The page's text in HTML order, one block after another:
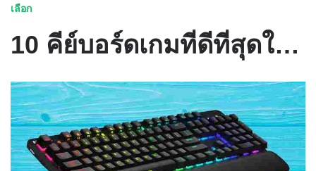
เลือก
10 คีย์บอร์ดเกมที่ดีที่สุดในปี 2021 สำหรับงบประมาณทั้งหมด